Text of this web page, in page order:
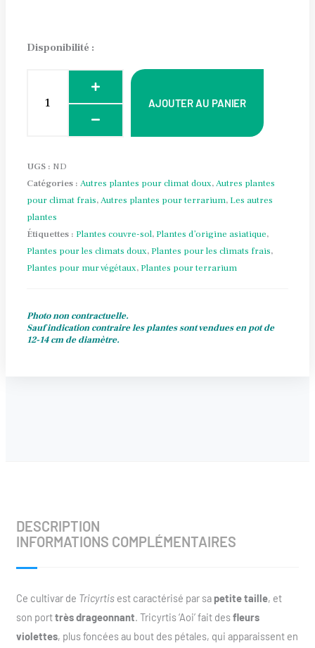
Disponibilité :
AJOUTER AU PANIER
UGS : ND
Catégories : Autres plantes pour climat doux,Autres plantes
pour climat frais,Autres plantes pour terrarium, Les autres
plantes
Étiquettes : Plantes couvre-sol, Plantes d’origine asiatique,
Plantes pour les climats doux, Plantes pour les climats frais,
Plantes pour mur végétaux, Plantes pour terrarium
Photo non contractuelle.
Sauf indication contraire les plantes sont vendues en pot de
12-14 cm de diamètre.
DESCRIPTION
INFORMATIONS COMPLÉMENTAIRES
Ce cultivar de Tricyrtisest caractérisé par sapetite taille, et
son porttrèsdrageonnant. Tricyrtis ‘Aoi’ fait desfleurs
violettes, plus foncées au bout des pétales, qui apparaissent en